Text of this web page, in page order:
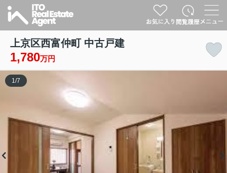
上京区西富仲町 中古戸建
1,780万円
1 /7